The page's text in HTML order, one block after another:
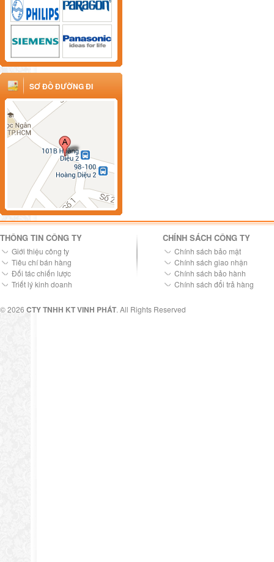
SƠ ĐỒ ĐƯỜNG ĐI
THÔNG TIN CÔNG TY
Giới thiệu công ty
Tiêu chí bán hàng
Đối tác chiến lược
Triết lý kinh doanh
CHÍNH SÁCH CÔNG TY
Chính sách bảo mật
Chính sách giao nhận
Chính sách bảo hành
Chính sách đổi trả hàng
© 2026 CTY TNHH KT VINH PHÁT. All Rights Reserved